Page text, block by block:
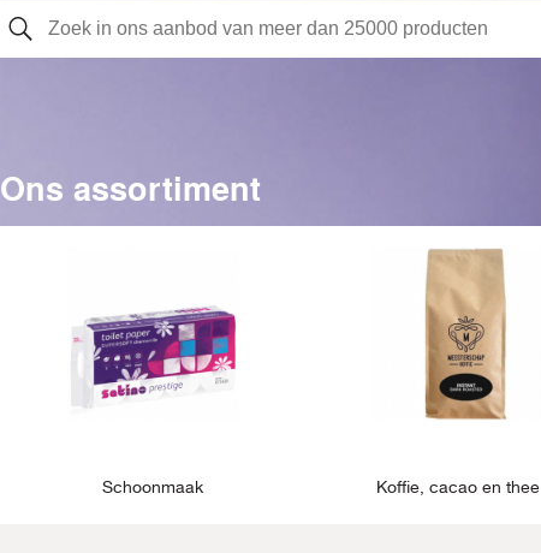
Ons assortiment
Schoonmaak Koffie, cacao en thee